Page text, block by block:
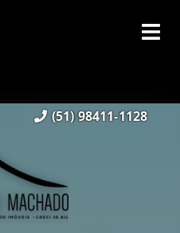
(51) 98411-1128